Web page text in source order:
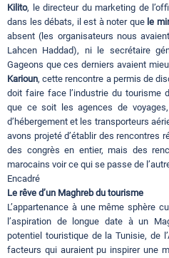
Kilito, le directeur du marketing de
dans les débats, il est à noter que le
absent (les organisateurs nous
Lahcen Haddad), ni le secrétaire
Gageons que ces derniers avaient
Karioun, cette rencontre a permis de
doit faire face l’industrie du tourisme
que ce soit les agences de
d’hébergement et les transporteurs
avons projeté d’établir des rencontres
des congrès en entier, mais des
marocains voir ce qui se passe de
Encadré
Le rêve d’un Maghreb du tourisme
L’appartenance à une même sphère
l’aspiration de longue date à un
potentiel touristique de la Tunisie, de
facteurs qui auraient pu inspirer une